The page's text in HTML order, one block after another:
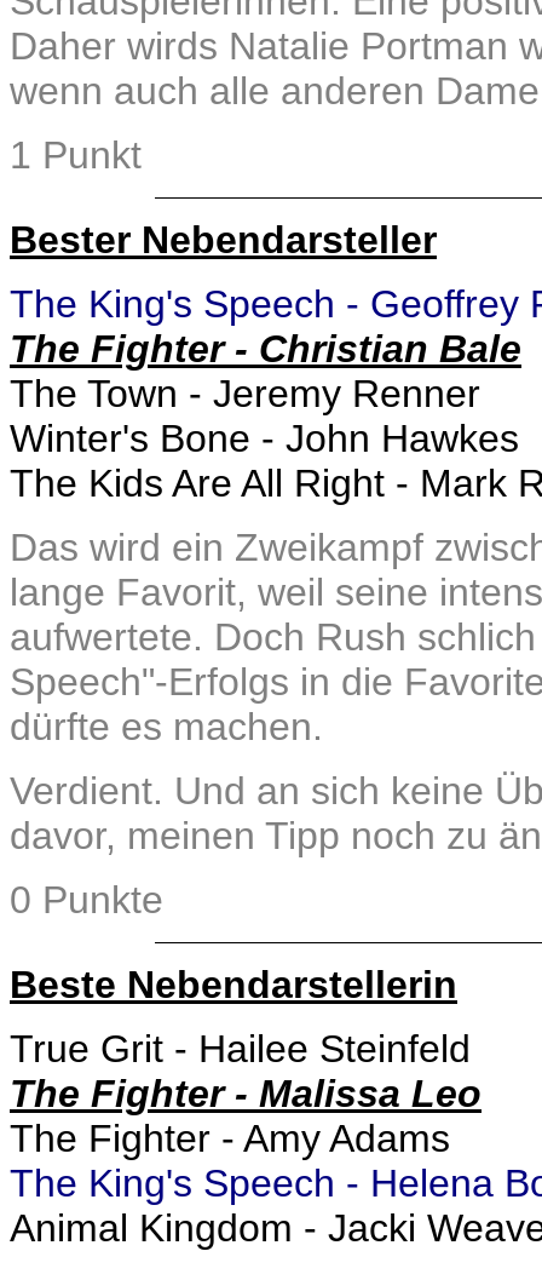
Daher wirds Natalie Portman
wenn auch alle anderen
1 Punkt
Bester Nebendarsteller
The King's Speech - Geoffrey
The Fighter - Christian Bale
The Town - Jeremy Renner
Winter's Bone - John Hawkes
The Kids Are All Right - Mark
Das wird ein Zweikampf
lange Favorit, weil seine
aufwertete. Doch Rush
Speech"-Erfolgs in die
dürfte es machen.
Verdient. Und an sich keine
davor, meinen Tipp noch zu
0 Punkte
Beste Nebendarstellerin
True Grit - Hailee Steinfeld
The Fighter - Malissa Leo
The Fighter - Amy Adams
The King's Speech - Helena
Animal Kingdom - Jacki